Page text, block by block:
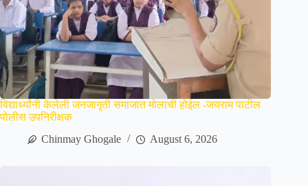
विद्यार्थ्यांनी केलेली जनजागृती समाजात मोलाची होईल -जयराम पाटील
पोलीस उपनिरीक्षक
Chinmay Ghogale
August 6, 2026